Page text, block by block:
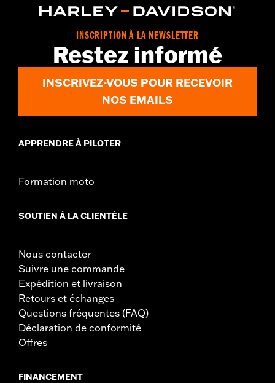
FLHXLSE, FLHXSTSE et FLTRXL à partir de 2026. L'installation
sur certains modèles Street Glide et Road Glide 2024 peut
nécessiter une mise à jour Digital Technician par un
local pour plus de détails.
Instructions d’installation
Collection:Adversary
GARANTIE:Garantie limitée d'un an - Rendez-vous surwww.h-
INSCRIPTION À LA NEWSLETTER
Restez informé
INSCRIVEZ-VOUS POUR RECEVOIR
NOS EMAILS
APPRENDRE À PILOTER
Formation moto
SOUTIEN À LA CLIENTÈLE
Nous contacter
Suivre une commande
Expédition et livraison
Retours et échanges
Questions fréquentes (FAQ)
Déclaration de conformité
Offres
FINANCEMENT